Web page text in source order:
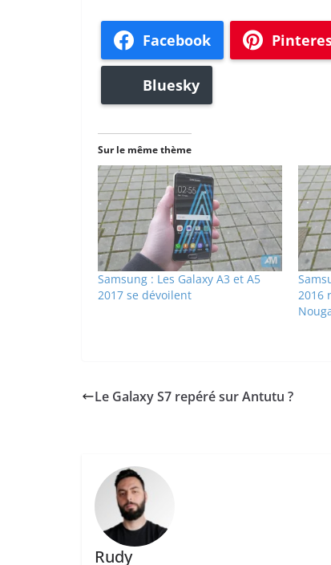
Facebook
Bluesky
Sur le même thème
Samsung : Les Galaxy A3 et A5
2017 se dévoilent
2016
Le Galaxy S7 repéré sur Antutu ?
Rudy